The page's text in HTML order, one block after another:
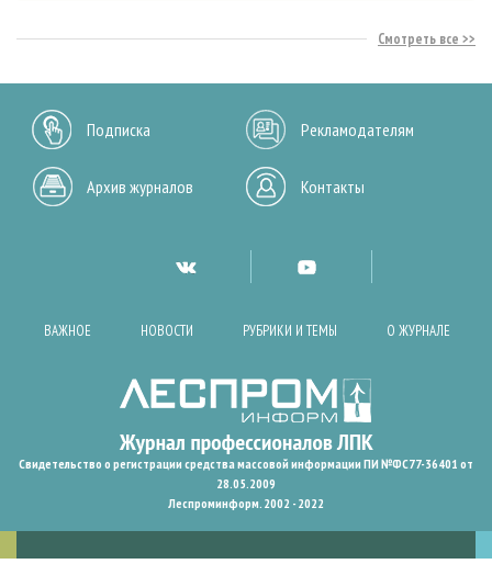
Смотреть все
Подписка Рекламодателям
Архив журналов Контакты
ВАЖНОЕ НОВОСТИ РУБРИКИ И ТЕМЫ О ЖУРНАЛЕ
Свидетельство о регистрации средства массовой информации ПИ №ФС77-36401 от
28.05.2009
Леспроминформ. 2002 - 2022